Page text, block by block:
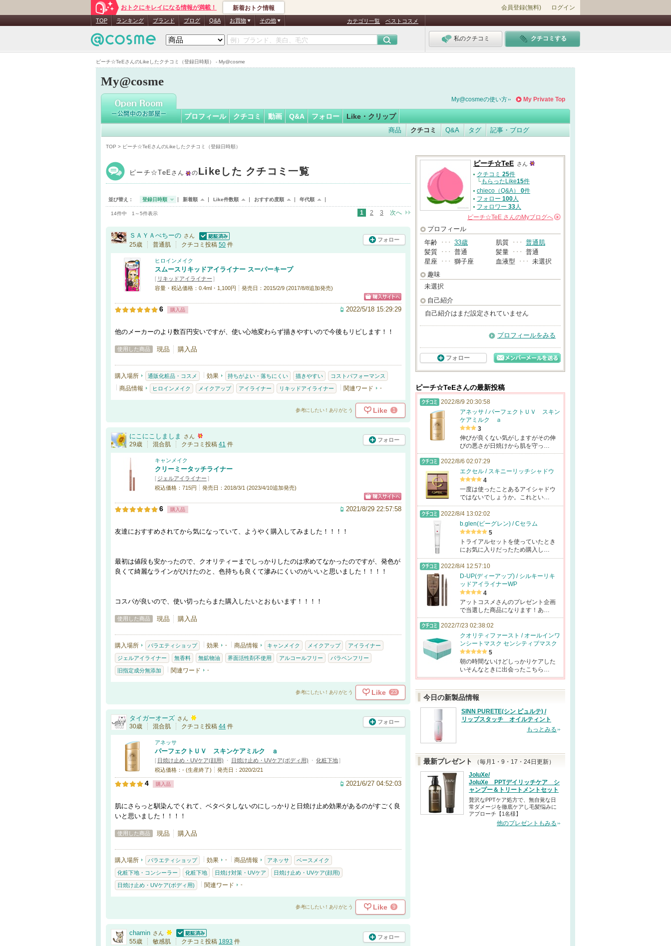
ピーチ☆TeEさんのLikeしたクチコミ（登録日時順） - My@cosme
おトクにキレイになる情報が満載！ 新着おトク情報 会員登録(無料) ログイン
TOP ランキング ブランド ブログ Q&A お買物 その他 カテゴリ一覧 ベストコスメ
私のクチコミ クチコミする
My@cosme
ピーチ☆TeEさん
My Private Top
My@cosmeの使い方
プロフィール クチコミ 動画 Q&A フォロー Like・クリップ
商品 クチコミ Q&A タグ 記事・ブログ
TOP > ピーチ☆TeEさんのLikeしたクチコミ（登録日時順）
ピーチ☆TeE さん のLikeした クチコミ一覧
並び替え： 登録日時順 新着順 Like件数順 おすすめ度順 年代順
14件中 1～5件表示 1 2 3 次へ
ＳＡＹＡぺちーの さん
認証済
25歳 普通肌 クチコミ投稿 50 件
フォロー
ヒロインメイク
スムースリキッドアイライナー スーパーキープ
[ リキッドアイライナー ]
容量・税込価格：0.4ml・1,100円
発売日：2015/2/9 (2017/8/8追加発売)
6 購入品 2022/5/18 15:29:29
他のメーカーのより数百円安いですが、使い心地変わらず描きやすいので今後もリピします！！
使用した商品 現品 購入品
購入場所 通販化粧品・コスメ 効果 持ちがよい・落ちにくい 描きやすい コストパフォーマンス
商品情報 ヒロインメイク メイクアップ アイライナー リキッドアイライナー 関連ワード -
参考にしたい！ありがとう Like 1
にこにこしましま さん
29歳 混合肌 クチコミ投稿 41 件
フォロー
キャンメイク
クリーミータッチライナー
[ ジェルアイライナー ]
税込価格：715円
発売日：2018/3/1 (2023/4/10追加発売)
6 購入品 2021/8/29 22:57:58
友達におすすめされてから気になっていて、ようやく購入してみました！！！！
最初は値段も安かったので、クオリティーまでしっかりしたのは求めてなかったのですが、発色が
良くて綺麗なラインがひけたのと、色持ちも良くて滲みにくいのがいいと思いました！！！！
コスパが良いので、使い切ったらまた購入したいとおもいます！！！！
使用した商品 現品 購入品
購入場所 バラエティショップ 効果 - 商品情報 キャンメイク メイクアップ アイライナー
ジェルアイライナー 無香料 無鉱物油 界面活性剤不使用 アルコールフリー パラベンフリー
旧指定成分無添加 関連ワード -
参考にしたい！ありがとう Like 23
タイガーオーズ さん
30歳 混合肌 クチコミ投稿 44 件
フォロー
アネッサ
パーフェクトＵＶ スキンケアミルク ａ
[ 日焼け止め・UVケア(顔用) ・ 日焼け止め・UVケア(ボディ用) ・ 化粧下地]
税込価格：- (生産終了)
発売日：2020/2/21
4 購入品 2021/6/27 04:52:03
肌にさらっと馴染んでくれて、ベタベタしないのにしっかりと日焼け止め効果があるのがすごく良
いと思いました！！！！
使用した商品 現品 購入品
購入場所 バラエティショップ 効果 - 商品情報 アネッサ ベースメイク
化粧下地・コンシーラー 化粧下地 日焼け対策・UVケア 日焼け止め・UVケア(顔用)
日焼け止め・UVケア(ボディ用) 関連ワード -
参考にしたい！ありがとう Like 9
chamin さん
認証済
55歳 敏感肌 クチコミ投稿 1893 件
フォロー
ピーチ☆TeE さん
クチコミ 25件
└もらったLike15件
chieco（Q&A） 0件
フォロー 100人
フォロワー 33人
ピーチ☆TeE さんのMyブログへ
プロフィール
年齢 ･･･ 33歳 肌質 ･･･ 普通肌
髪質 ･･･ 普通 髪量 ･･･ 普通
星座 ･･･ 獅子座 血液型 ･･･ 未選択
趣味
未選択
自己紹介
自己紹介はまだ設定されていません
プロフィールをみる
フォロー
ピーチ☆TeEさんの最新投稿
2022/8/9 20:30:58
アネッサ / パーフェクトＵＶ スキン
ケアミルク ａ
3
伸びが良くない気がしますがその伸
びの悪さが日焼けから肌を守っ…
2022/8/6 02:07:29
エクセル / スキニーリッチシャドウ
4
一度は使ったことあるアイシャドウ
ではないでしょうか。これとい…
2022/8/4 13:02:02
b.glen(ビーグレン) / Cセラム
5
トライアルセットを使っていたとき
にお気に入りだったため購入し…
2022/8/4 12:57:10
D-UP(ディーアップ) / シルキーリキ
ッドアイライナーWP
4
アットコスメさんのプレゼント企画
で当選した商品になります！あ…
2022/7/23 02:38:02
クオリティファースト / オールインワ
ンシートマスク センシティブマスク
5
朝の時間ないけどしっかりケアした
いそんなときに出会ったこちら…
今日の新製品情報
SINN PURETE(シン ピュルテ) /
リップスタッチ オイルティント
もっとみる
最新プレゼント
（毎月1・9・17・24日更新）
JoluXe/
JoluXe PPTデイリッチケア シ
ャンプー＆トリートメントセット
贅沢なPPTケア処方で、無自覚な日
常ダメージを徹底ケアし毛髪悩みに
アプローチ【1名様】
他のプレゼントもみる